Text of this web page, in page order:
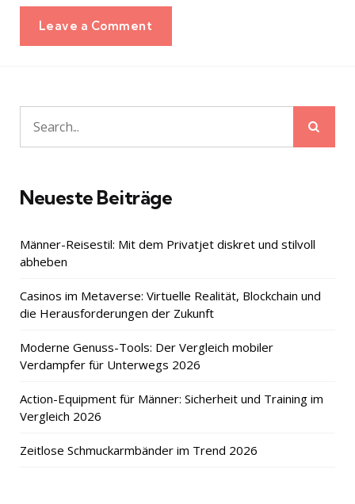
Leave a Comment
Search
for:
Neueste Beiträge
Männer-Reisestil: Mit dem Privatjet diskret und stilvoll
abheben
Casinos im Metaverse: Virtuelle Realität, Blockchain und
die Herausforderungen der Zukunft
Moderne Genuss-Tools: Der Vergleich mobiler
Verdampfer für Unterwegs 2026
Action-Equipment für Männer: Sicherheit und Training im
Vergleich 2026
Zeitlose Schmuckarmbänder im Trend 2026